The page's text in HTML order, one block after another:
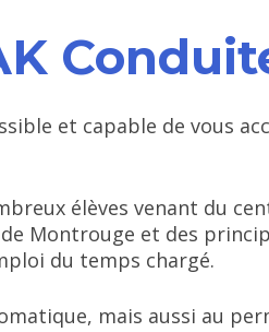
et capable de vous
élèves venant du
Montrouge et des
du temps chargé.
mais aussi au